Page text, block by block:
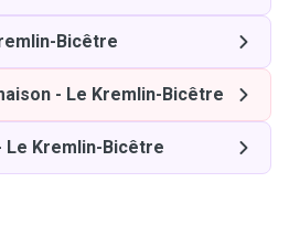
Bicêtre
- Le Kremlin-Bicêtre
Le Kremlin-Bicêtre